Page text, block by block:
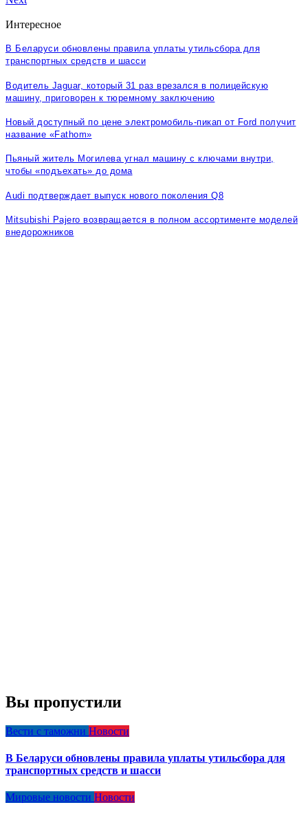
Интересное
В Беларуси обновлены правила уплаты утильсбора для
транспортных средств и шасси
Водитель Jaguar, который 31 раз врезался в полицейскую
машину, приговорен к тюремному заключению
Новый доступный по цене электромобиль-пикап от Ford получит
название «Fathom»
Пьяный житель Могилева угнал машину с ключами внутри,
чтобы «подъехать» до дома
Audi подтверждает выпуск нового поколения Q8
Mitsubishi Pajero возвращается в полном ассортименте моделей
внедорожников
Вы пропустили
Вести с таможни Новости
В Беларуси обновлены правила уплаты утильсбора для
транспортных средств и шасси
Мировые новости Новости